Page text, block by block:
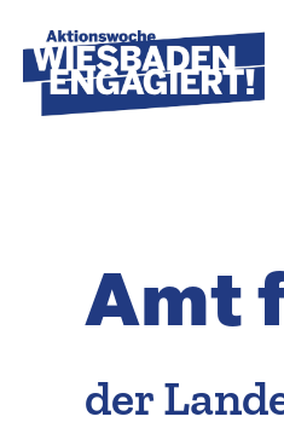
to
content
Amt
der